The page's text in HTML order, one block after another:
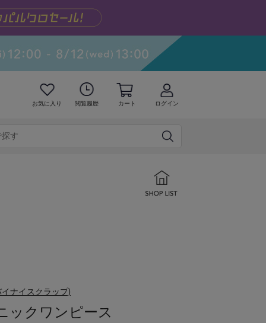
お気に入り 閲覧履歴 カート ログイン
イナイスクラップ)
ックワンピース